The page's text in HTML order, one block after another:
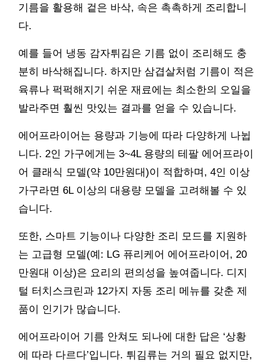
기름을 활용해 겉은 바삭, 속은 촉촉하게 조리합니
다.
예를 들어 냉동 감자튀김은 기름 없이 조리해도 충
분히 바삭해집니다. 하지만 삼겹살처럼 기름이 적은
육류나 퍽퍽해지기 쉬운 재료에는 최소한의 오일을
발라주면 훨씬 맛있는 결과를 얻을 수 있습니다.
에어프라이어는 용량과 기능에 따라 다양하게 나뉩
니다. 2인 가구에게는 3~4L 용량의 테팔 에어프라이
어 클래식 모델(약 10만원대)이 적합하며, 4인 이상
가구라면 6L 이상의 대용량 모델을 고려해볼 수 있
습니다.
또한, 스마트 기능이나 다양한 조리 모드를 지원하
는 고급형 모델(예: LG 퓨리케어 에어프라이어, 20
만원대 이상)은 요리의 편의성을 높여줍니다. 디지
털 터치스크린과 12가지 자동 조리 메뉴를 갖춘 제
품이 인기가 많습니다.
에어프라이어 기름 안쳐도 되나에 대한 답은 ‘상황
에 따라 다르다’입니다. 튀김류는 거의 필요 없지만,